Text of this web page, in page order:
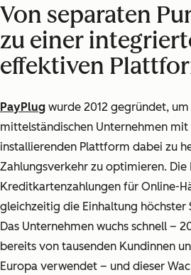
Von separaten
zu einer
effektiven
PayPlug wurde 2012 gegründet,
mittelständischen Unternehmen mit
installierenden Plattform dabei zu
Zahlungsverkehr zu optimieren. Die
Kreditkartenzahlungen für Online-
gleichzeitig die Einhaltung höchster
Das Unternehmen wuchs schnell –
bereits von tausenden Kundinnen
Europa verwendet – und dieser